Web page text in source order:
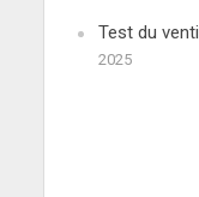
Test du
2025